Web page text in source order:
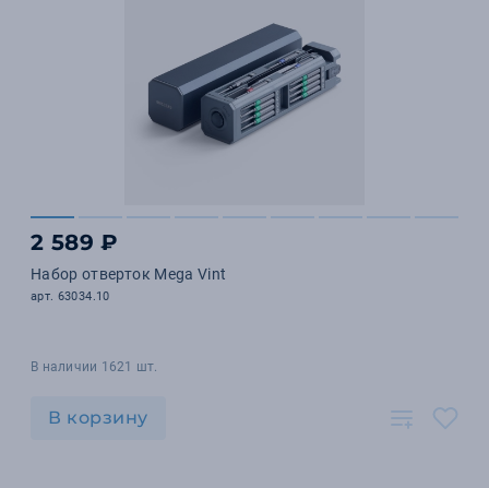
2 589 ₽
Набор отверток Mega Vint
арт. 63034.10
В наличии 1621 шт.
В корзину